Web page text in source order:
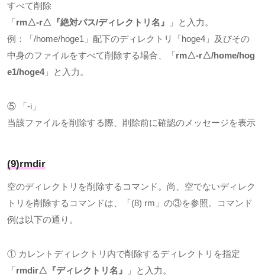
すべて削除
「 rm△-r△ 『絶対パス/ディレクトリ名』
」と入力。
例：「 /home/hoge1 」配下のディレクトリ「 hoge4 」及びその
中身のファイルをすべて削除する場合、「 rm△-r△/home/hog
e1/hoge4」と入力。
⑤ 「 -i 」
当該ファイルを削除する際、削除前に確認のメッセージを表示
(9)rmdir
空のディレクトリを削除するコマンド。尚、空でないディレク
トリを削除するコマンドは、「 (8) rm 」の③を参照。コマンド
例は以下の通り。
① カレントディレクトリ内で削除するディレクトリを指定
「 rmdir△ 『ディレクトリ名』 」と入力。